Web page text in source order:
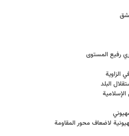
رفيع المستوى
الزاوية
البلد
لاضعاف محور المقاومة